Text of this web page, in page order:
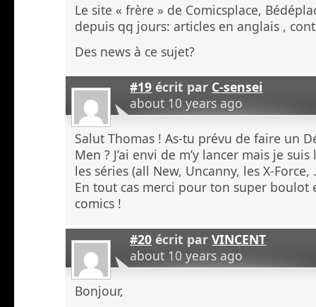
Le site « frère » de Comicsplace,
depuis qq jours: articles en anglais ,
Des news à ce sujet?
#19 écrit par C-sensei
about 10 years ago
Salut Thomas ! As-tu prévu de faire un
Men ? J’ai envi de m’y lancer mais je
les séries (all New, Uncanny, les X-Force,
En tout cas merci pour ton super
comics !
#20 écrit parVINCENT
about 10 years ago
Bonjour,